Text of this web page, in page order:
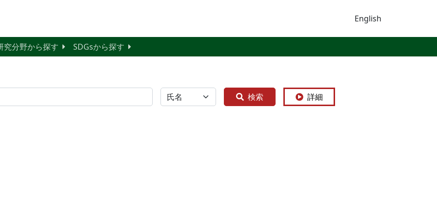
English
究分野から探す SDGsから探す
全体 検索 詳細